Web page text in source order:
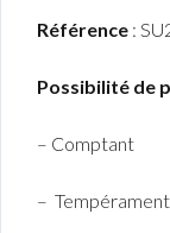
Référence :
Possibilité de
– Comptant
–